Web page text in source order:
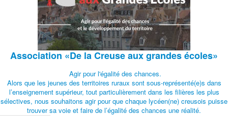
Association «De la Creuse aux grandes écoles»
Agir pour l'égalité des chances.
Alors que les jeunes des territoires ruraux sont sous-représenté(e)s dans
l’enseignement supérieur, tout particulièrement dans les filières les plus
sélectives, nous souhaitons agir pour que chaque lycéen(ne) creusois puisse
trouver sa voie et faire de l’égalité des chances une réalité.